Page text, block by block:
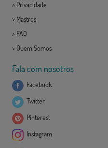
> Privacidade
> Mastros
> FAQ
> Quem Somos
Fala com nosotros
Facebook
Twitter
Pinterest
Instagram